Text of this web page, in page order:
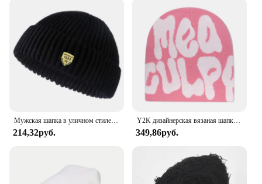
214,32руб.
Y2K дизайнерская вязаная шапка, зимние теплые шапки, шапки, облегающая шапка-карго, шапка для мужчин и женщин в стиле хип-хоп, Канье, женские уличные шапки с надписью
349,86руб.